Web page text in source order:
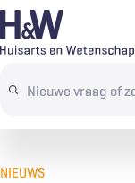
Overslaan
en
de Search
terms
NIEUWS